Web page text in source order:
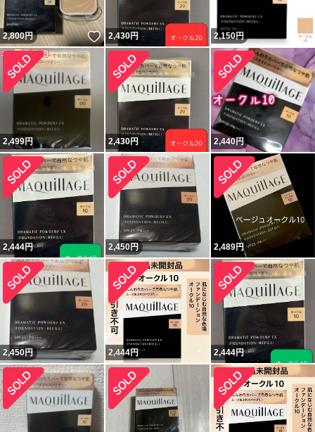
2,800円 いいね！
2,430円 2,150円
2,499円 2,430円 2,440円
2,444円 2,450円 2,489円
2,450円 2,444円 2,444円